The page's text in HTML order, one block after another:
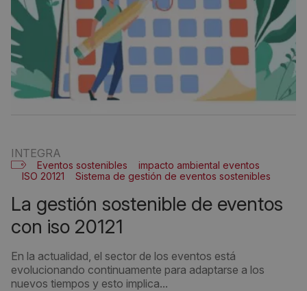
INTEGRA
Eventos sostenibles
impacto ambiental eventos
ISO 20121
Sistema de gestión de eventos sostenibles
la gestión sostenible de eventos
con iso 20121
En la actualidad, el sector de los eventos está
evolucionando continuamente para adaptarse a los
nuevos tiempos y esto implica...